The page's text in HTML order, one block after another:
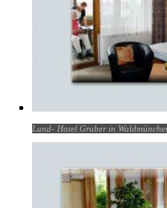
Land- Hotel Gruber in